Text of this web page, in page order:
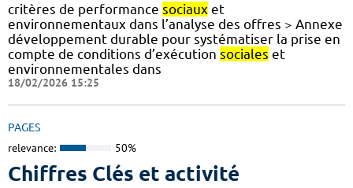
critères de performance sociaux et
environnementaux dans l’analyse des offres > Annexe
développement durable pour systématiser la prise en
compte de conditions d’exécution sociales et
environnementales dans
18/02/2026 15:25
PAGES
relevance: 50%
Chiffres Clés et activité